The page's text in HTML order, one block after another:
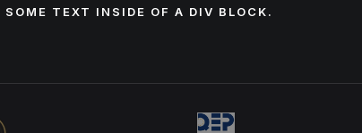
TEXT INSIDE OF A DIV BLOCK.